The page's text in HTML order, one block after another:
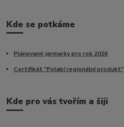
Kde se potkáme
Plánované jarmarky pro rok 2026
Certifikát "Polabí regionální produkt"
Kde pro vás tvořím a šiji